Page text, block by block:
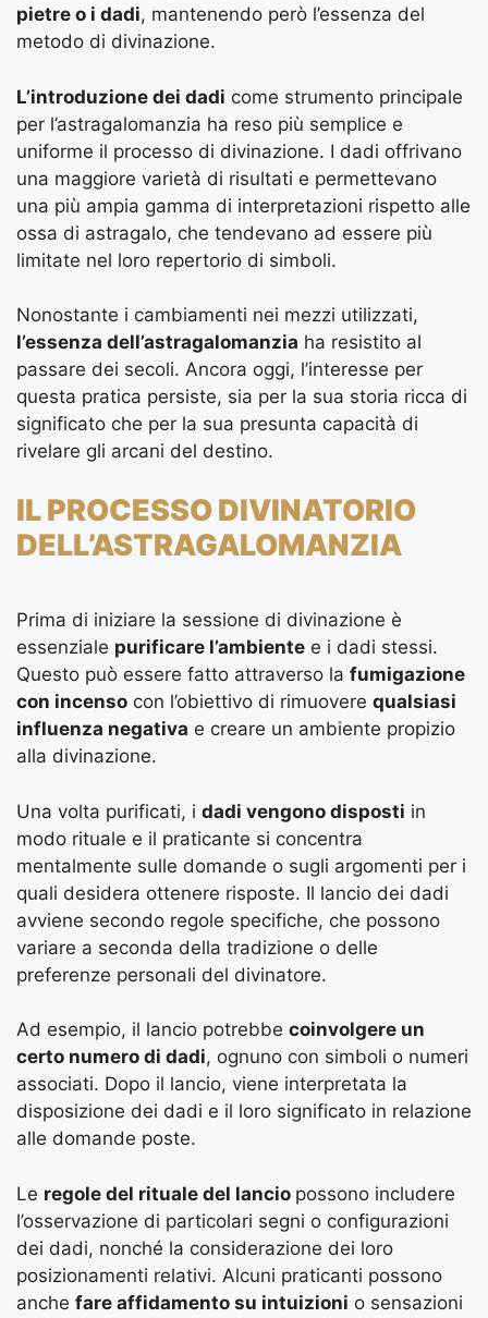
pietre o i dadi, mantenendo però l’essenza del
metodo di divinazione.
L’introduzione dei dadi come strumento principale
per l’astragalomanzia ha reso più semplice e
uniforme il processo di divinazione. I dadi offrivano
una maggiore varietà di risultati e permettevano
una più ampia gamma di interpretazioni rispetto alle
ossa di astragalo, che tendevano ad essere più
limitate nel loro repertorio di simboli.
Nonostante i cambiamenti nei mezzi utilizzati,
l’essenza dell’astragalomanzia ha resistito al
passare dei secoli. Ancora oggi, l’interesse per
questa pratica persiste, sia per la sua storia ricca di
significato che per la sua presunta capacità di
rivelare gli arcani del destino.
IL PROCESSO DIVINATORIO
DELL’ASTRAGALOMANZIA
Prima di iniziare la sessione di divinazione è
essenziale purificare l’ambiente e i dadi stessi.
Questo può essere fatto attraverso la fumigazione
con incenso con l’obiettivo di rimuovere qualsiasi
influenza negativa e creare un ambiente propizio
alla divinazione.
Una volta purificati, i dadi vengono disposti in
modo rituale e il praticante si concentra
mentalmente sulle domande o sugli argomenti per i
quali desidera ottenere risposte. Il lancio dei dadi
avviene secondo regole specifiche, che possono
variare a seconda della tradizione o delle
preferenze personali del divinatore.
Ad esempio, il lancio potrebbe coinvolgere un
certo numero di dadi, ognuno con simboli o numeri
associati. Dopo il lancio, viene interpretata la
disposizione dei dadi e il loro significato in relazione
alle domande poste.
Le regole del rituale del lancio possono includere
l’osservazione di particolari segni o configurazioni
dei dadi, nonché la considerazione dei loro
posizionamenti relativi. Alcuni praticanti possono
anche fare affidamento su intuizioni o sensazioni